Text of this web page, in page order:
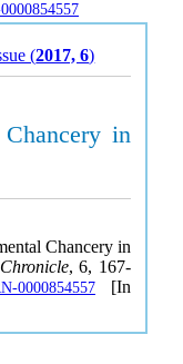
(2017, 6)
in
Chancery in
, 6, 167-
0000854557 [In